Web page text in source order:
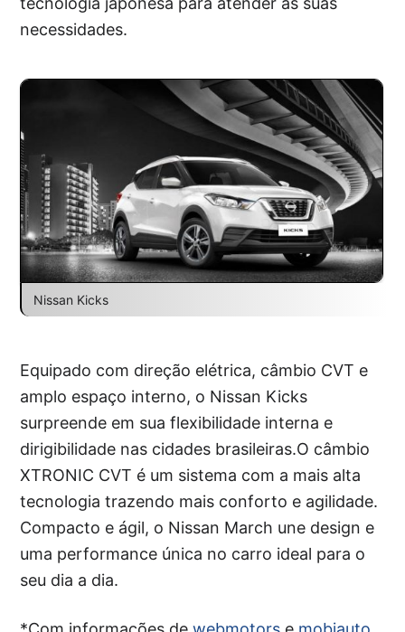
necessidades.
Nissan Kicks
Equipado com direção elétrica, câmbio CVT e
amplo espaço interno, o Nissan Kicks
surpreende em sua flexibilidade interna e
dirigibilidade nas cidades brasileiras.O câmbio
XTRONIC CVT é um sistema com a mais alta
tecnologia trazendo mais conforto e agilidade.
Compacto e ágil, o Nissan March une design e
uma performance única no carro ideal para o
seu dia a dia.